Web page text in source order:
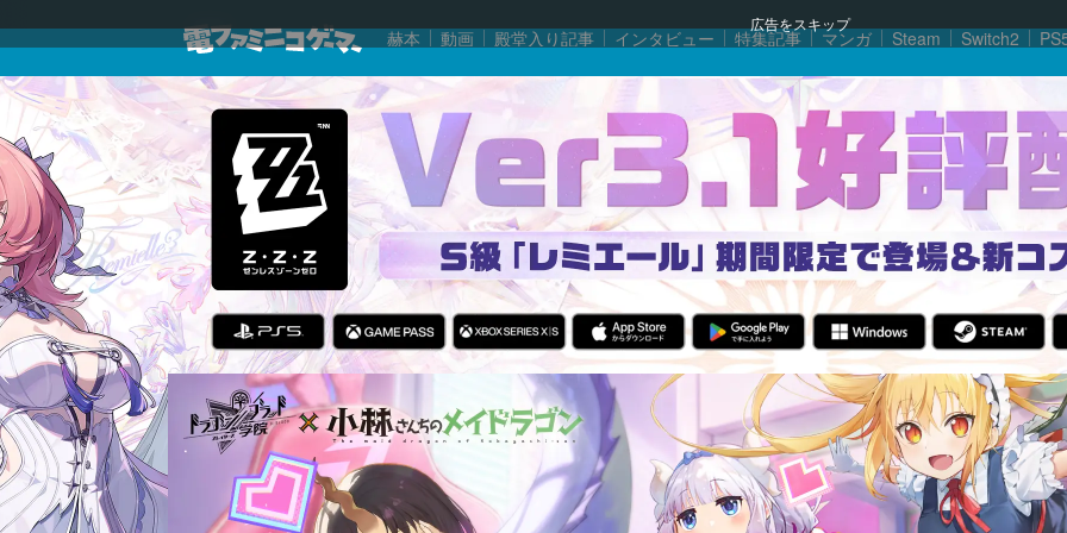
広告をスキップ
赫本 動画 殿堂入り記事 インタビュー 特集記事 マンガ Steam Switch2